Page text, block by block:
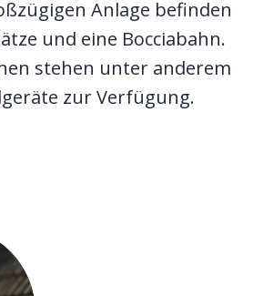
Anlage befinden
und eine Bocciabahn.
stehen unter anderem
zur Verfügung.